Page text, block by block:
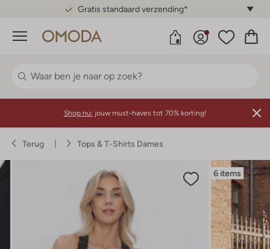
Gratis standaard verzending*
Menu
Shop nu: jouw must-haves tot 70% korting!
Terug Tops & T-Shirts Dames
6 items